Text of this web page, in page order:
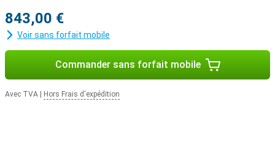
843,00 €
Voir sans forfait mobile
Commander sans forfait mobile
Avec TVA Hors Frais d'expédition